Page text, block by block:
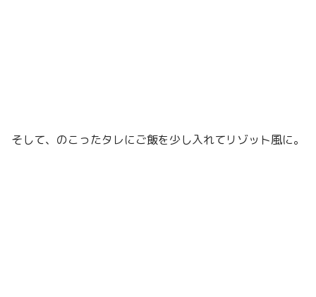
そして、のこったタレにご飯を少し入れてリゾット風に。